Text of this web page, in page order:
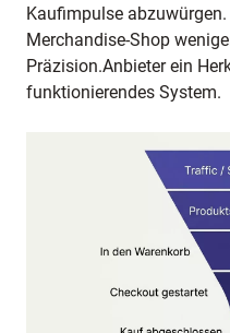
Kaufimpulse
Merchandise-Shop
Präzision.Anbieter ein
funktionierendes System.